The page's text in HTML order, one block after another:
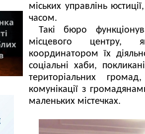
міських управлінь
часом.
Такі бюро
місцевого центру,
координатором їх
соціальні хаби,
територіальних
комунікації з
маленьких містечках.